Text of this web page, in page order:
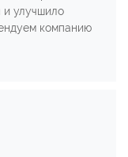
и улучшило
компанию